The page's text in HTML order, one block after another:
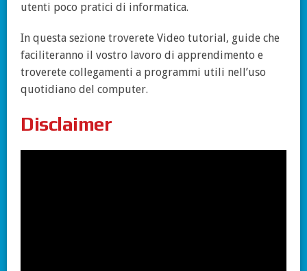
utenti poco pratici di informatica.
In questa sezione troverete Video tutorial, guide che
faciliteranno il vostro lavoro di apprendimento e
troverete collegamenti a programmi utili nell’uso
quotidiano del computer.
Disclaimer